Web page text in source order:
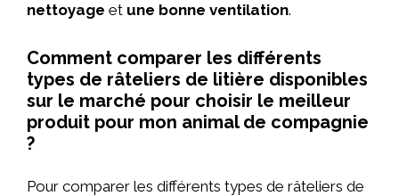
nettoyage et une bonne ventilation.
Comment comparer les différents
types de râteliers de litière disponibles
sur le marché pour choisir le meilleur
produit pour mon animal de compagnie
?
Pour comparer les différents types de râteliers de